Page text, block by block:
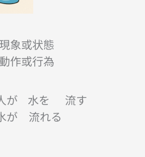
象或状態
作或行為
が 水を 流す
流れる